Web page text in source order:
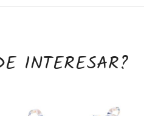
INTERESAR?